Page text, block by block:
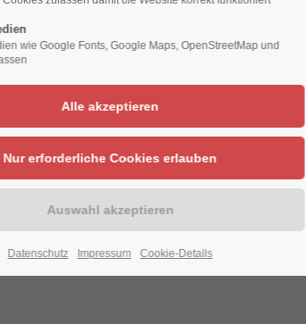
Blick
wie Google Fonts, Google Maps, OpenStreetMap und
Datenschutz Impressum Cookie-Details